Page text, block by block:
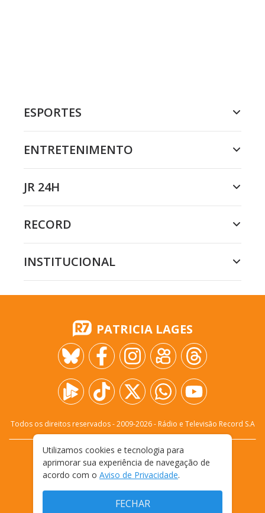
ESPORTES
ENTRETENIMENTO
JR 24H
RECORD
INSTITUCIONAL
PATRICIA LAGES
Todos os direitos reservados - 2009-2026- Rádio e Televisão Record S.A
FALE CONOSCO
PRIVACIDADE
TERMOS E CONDIÇÕES DE USO
Utilizamos cookies e tecnologia para
aprimorar sua experiência de navegação de
acordo com o Aviso de Privacidade.
FECHAR